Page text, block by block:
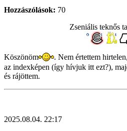
Hozzászólások: 70
Zseniális teknős
Köszönöm
. Nem értettem
az indexképen (így hívjuk itt ezt?),
és rájöttem.
2025.08.04. 22:17